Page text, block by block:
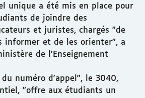
unique a été mis en place pour
de joindre des
et juristes, chargés "de
informer et de les orienter", a
de l'Enseignement
numéro d'appel", le 3040,
"offre aux étudiants un